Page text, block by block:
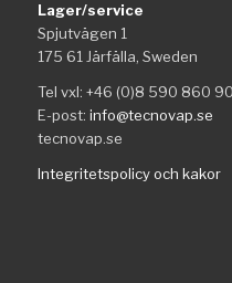
Lager/service
Spjutvägen 1
175 61 Järfälla, Sweden
Tel vxl: +46 (0)8 590 860 90
E-post: info@tecnovap.se
tecnovap.se
Integritetspolicy och kakor